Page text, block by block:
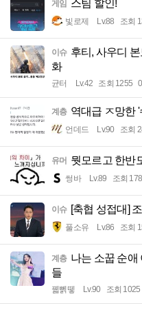
게임 스팀 할인!
빛로제 Lv.88 조회
이슈 후티, 사우디
화
균터 Lv.42 조회 1255
계층 역대급 ㅈ망한
언데드 Lv.90 조회
유머 뭣모르고 한반
썽바 Lv.89 조회
이슈 [축협 성접대]
풀소유 Lv.86 조회
계층 나는 소꿉 순애
들
꿻뻵뗗 Lv.90 조회 1025